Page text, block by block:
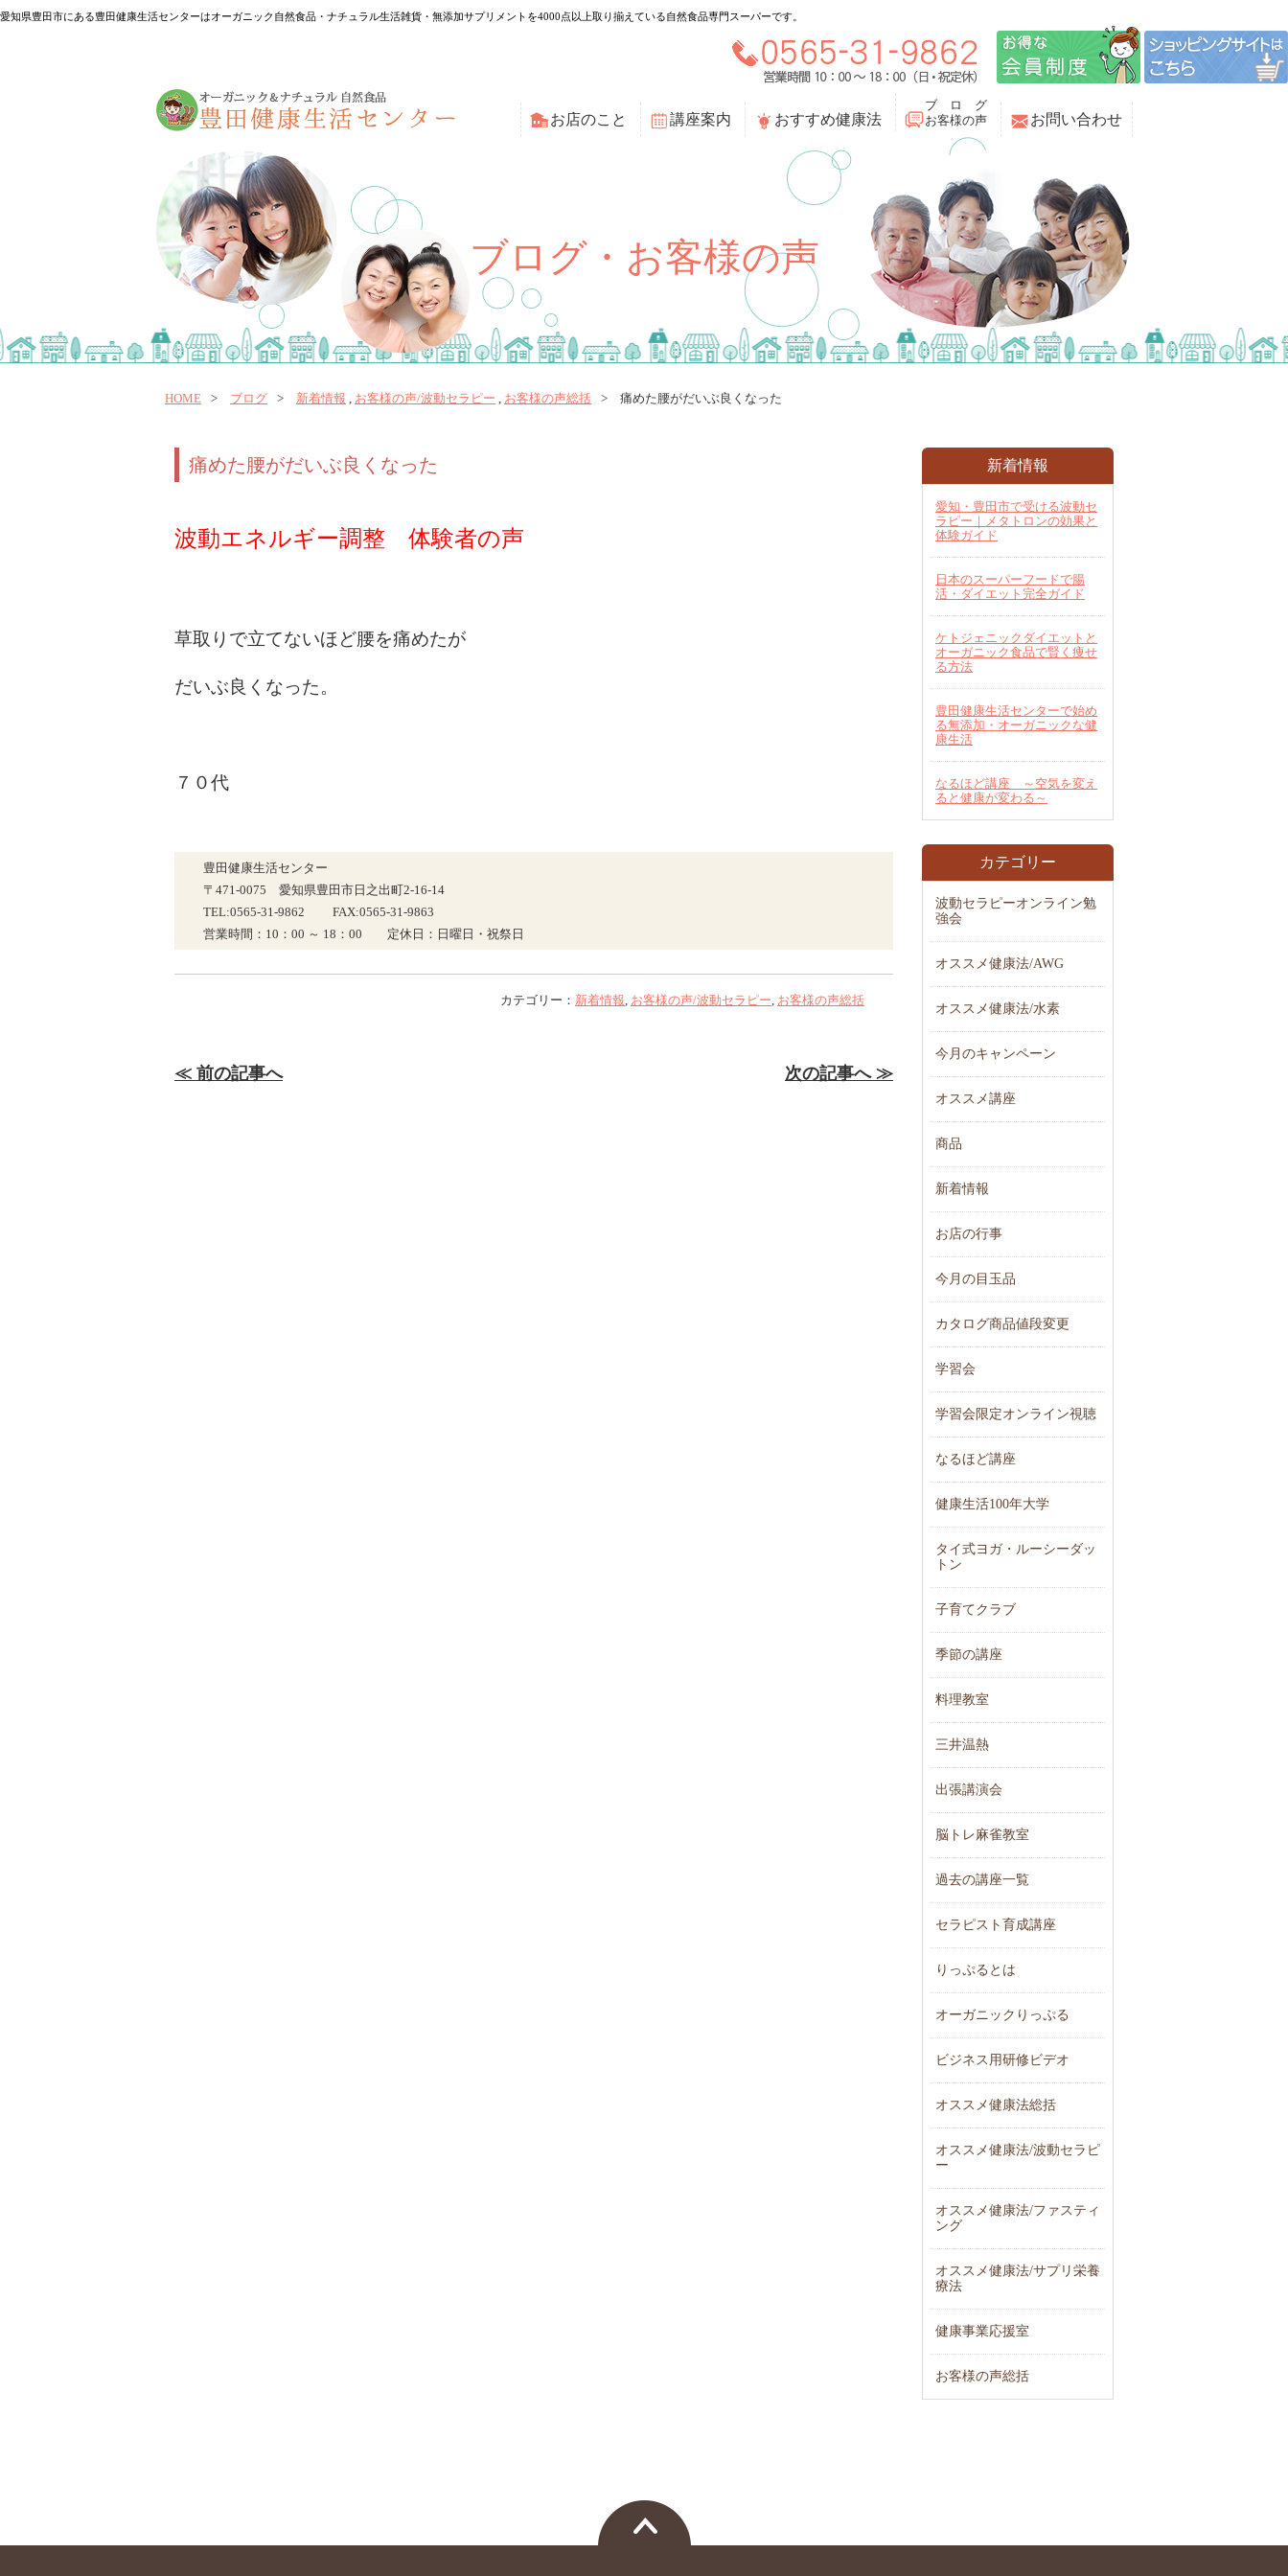
愛知県豊田市にある豊田健康生活センターはオーガニック自然食品・ナチュラル生活雑貨・無添加サプリメントを4000点以上取り揃えている自然食品専門スーパーです。
お店のこと 講座案内 おすすめ健康法
ブ ロ グ
お客様の声
お問い合わせ
ブログ・お客様の声
HOME ブログ 新着情報 , お客様の声/波動セラピー , お客様の声総括 痛めた腰がだいぶ良くなった
痛めた腰がだいぶ良くなった
波動エネルギー調整 体験者の声
草取りで立てないほど腰を痛めたが
だいぶ良くなった。
７０代
豊田健康生活センター
〒471-0075 愛知県豊田市日之出町2-16-14
TEL:0565-31-9862 FAX:0565-31-9863
営業時間：10：00 ～ 18：00 定休日：日曜日・祝祭日
カテゴリー： 新着情報, お客様の声/波動セラピー, お客様の声総括
≪ 前の記事へ 次の記事へ ≫
新着情報
愛知・豊田市で受ける波動セ
ラピー｜メタトロンの効果と
体験ガイド
日本のスーパーフードで腸
活・ダイエット完全ガイド
ケトジェニックダイエットと
オーガニック食品で賢く痩せ
る方法
豊田健康生活センターで始め
る無添加・オーガニックな健
康生活
なるほど講座 ～空気を変え
ると健康が変わる～
カテゴリー
波動セラピーオンライン勉
強会
オススメ健康法/AWG
オススメ健康法/水素
今月のキャンペーン
オススメ講座
商品
新着情報
お店の行事
今月の目玉品
カタログ商品値段変更
学習会
学習会限定オンライン視聴
なるほど講座
健康生活100年大学
タイ式ヨガ・ルーシーダッ
トン
子育てクラブ
季節の講座
料理教室
三井温熱
出張講演会
脳トレ麻雀教室
過去の講座一覧
セラピスト育成講座
りっぷるとは
オーガニックりっぷる
ビジネス用研修ビデオ
オススメ健康法総括
オススメ健康法/波動セラピ
ー
オススメ健康法/ファスティ
ング
オススメ健康法/サプリ栄養
療法
健康事業応援室
お客様の声総括